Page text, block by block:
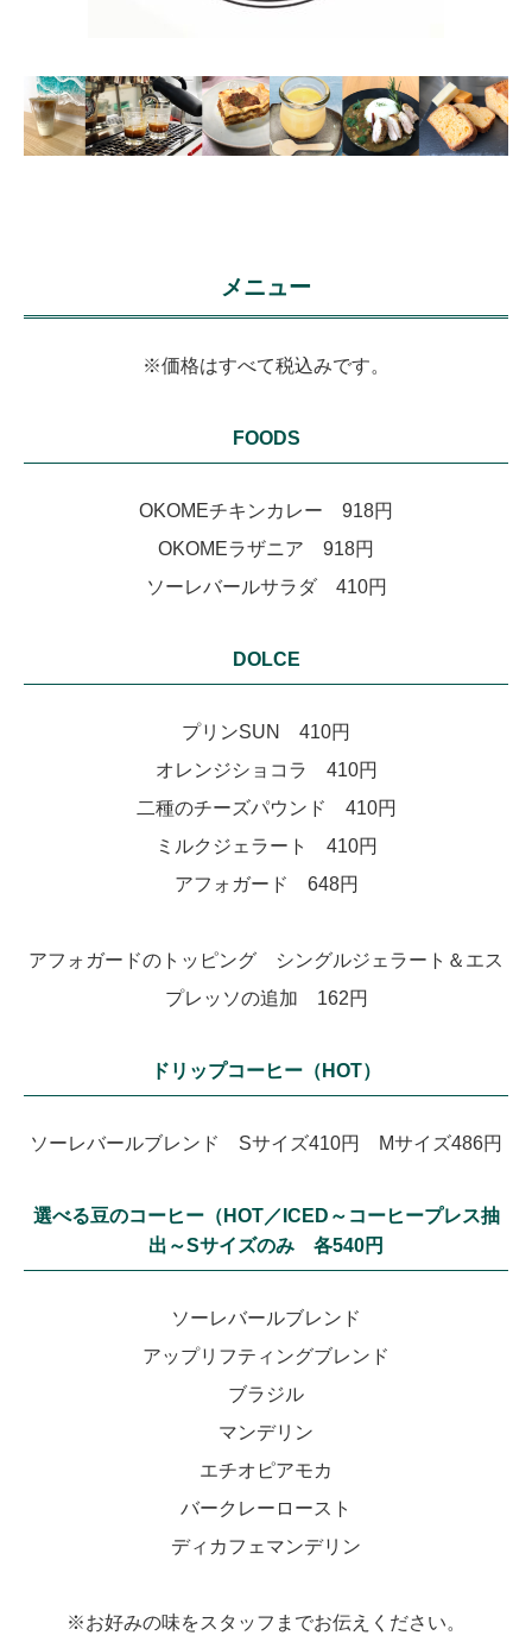
メニュー
※価格はすべて税込みです。
FOODS
OKOMEチキンカレー 918円
OKOMEラザニア 918円
ソーレバールサラダ 410円
DOLCE
プリンSUN 410円
オレンジショコラ 410円
二種のチーズパウンド 410円
ミルクジェラート 410円
アフォガード 648円
アフォガードのトッピング シングルジェラート＆エス
プレッソの追加 162円
ドリップコーヒー（HOT）
ソーレバールブレンド Sサイズ410円 Mサイズ486円
選べる豆のコーヒー（HOT／ICED～コーヒープレス抽
出～Sサイズのみ 各540円
ソーレバールブレンド
アップリフティングブレンド
ブラジル
マンデリン
エチオピアモカ
バークレーロースト
ディカフェマンデリン
※お好みの味をスタッフまでお伝えください。